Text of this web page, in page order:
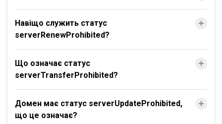
Навіщо служить статус
serverRenewProhibited?
Що означає статус
serverTransferProhibited?
Домен має статус serverUpdateProhibited,
що це означає?